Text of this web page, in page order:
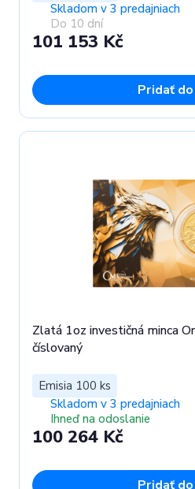
Skladom v 3 predajniach
Do 10 dní
101 153 Kč
Pridať
Zlatá 1oz investičná minca
číslovaný
Emisia 100 ks
Skladom v 3 predajniach
Ihneď na odoslanie
100 264 Kč
Pridať